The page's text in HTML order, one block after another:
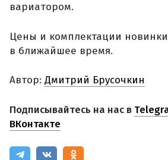
вариатором.
Цены и комплектации новинки
в ближайшее время.
Автор: Дмитрий Брусочкин
Подписывайтесь на нас в
ВКонтакте